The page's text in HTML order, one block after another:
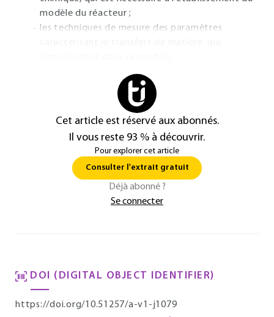
modèle du réacteur ;
les techniques de mesure des paramètres
Cet article est réservé aux abonnés.
Il vous reste 93 % à découvrir.
Pour explorer cet article
Consulter l'extrait gratuit
Déjà abonné ?
Se connecter
DOI (DIGITAL OBJECT IDENTIFIER)
https://doi.org/10.51257/a-v1-j1079